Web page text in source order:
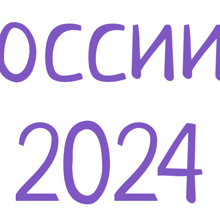
2024